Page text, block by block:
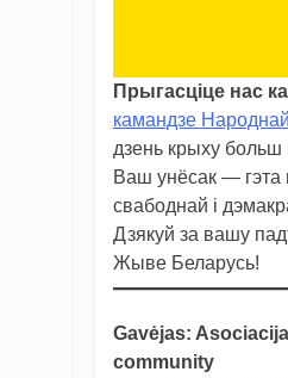
Прыгасціце нас
камандзе
дзень крыху
Ваш унёсак — гэта
свабоднай і
Дзякуй за вашу
Жыве Беларусь!
Gavėjas:
community